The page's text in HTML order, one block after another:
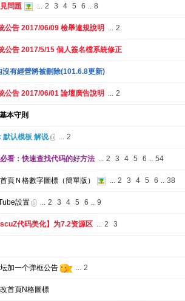
問題 ... 2 3 4 5 6 .. 8
公告 2017/06/09 檢舉違規說明 ... 2
公告 2017/5/15 個人簽名檔系統修正
沒有經營將被刪除(101.6.8更新)
公告 2017/06/01 論壇廣告說明 ... 2
本守則
默认模板 解说 ... 2
看：快速查找代码的好方法 ... 2 3 4 5 6 .. 54
頁Ｎ格數字圖標（簡單版） ... 2 3 4 5 6 .. 38
設置 ... 2 3 4 5 6 .. 9
代码美化】为7.2资源区 ... 2 3
加一个弹框公告 ... 2
首頁N格圖標